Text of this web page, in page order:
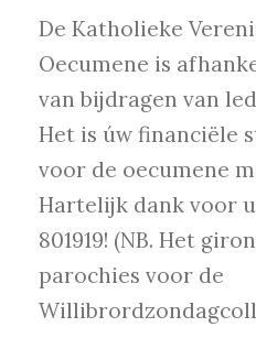
De Katholieke
Oecumene is
van bijdragen van
Het is úw financiële
voor de oecumene
Hartelijk dank voor
801919! (NB. Het
parochies voor de